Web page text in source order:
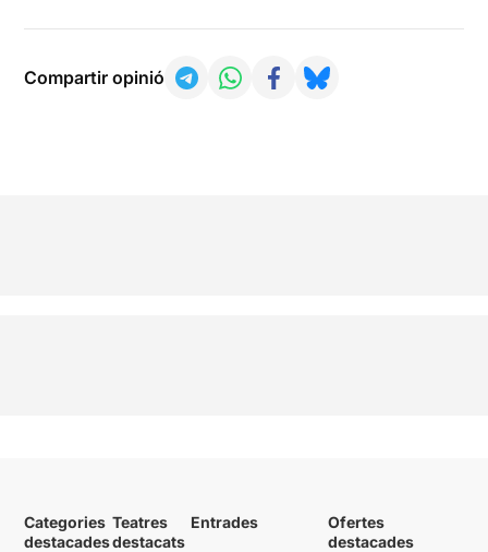
Compartir opinió
Categories
destacades
Teatres
destacats
Entrades
Ofertes
destacades